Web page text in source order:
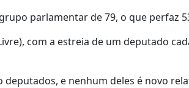
parlamentar de 79, o que perfaz
com a estreia de um deputado
deputados, e nenhum deles é novo